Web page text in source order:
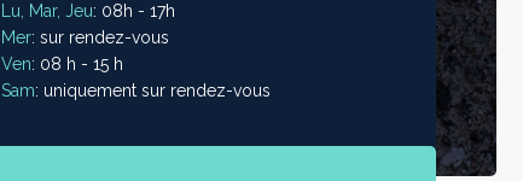
Lu, Mar, Jeu: 08h - 17h
Mer: sur rendez-vous
Ven: 08 h - 15 h
Sam: uniquement sur rendez-vous